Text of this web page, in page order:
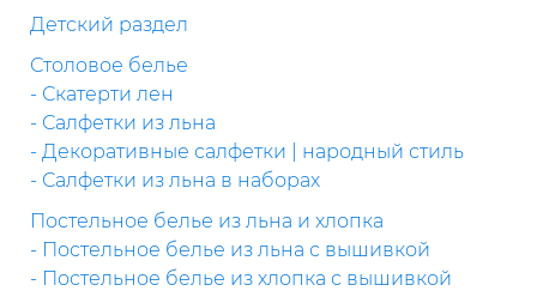
Детский раздел
Столовое белье
- Скатерти лен
- Салфетки из льна
- Декоративные салфетки | народный стиль
- Салфетки из льна в наборах
Постельное белье из льна и хлопка
- Постельное белье из льна с вышивкой
- Постельное белье из хлопка с вышивкой